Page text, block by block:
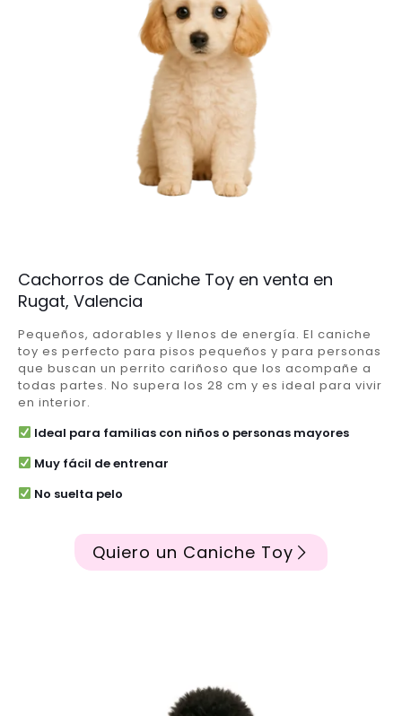
Cachorros de Caniche Toy en venta en
Rugat, Valencia
Pequeños, adorables y llenos de energía. El caniche
toy es perfecto para pisos pequeños y para personas
que buscan un perrito cariñoso que los acompañe a
todas partes. No supera los 28 cm y es ideal para vivir
en interior.
Ideal para familias con niños o personas mayores
Muy fácil de entrenar
No suelta pelo
Quiero un Caniche Toy